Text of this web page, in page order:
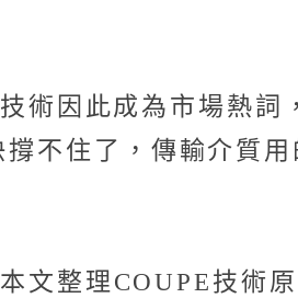
術因此成為市場熱詞
不住了，傳輸介質用
文整理COUPE技術